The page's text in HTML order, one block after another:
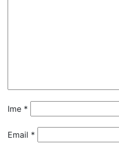
Ime *
Email *